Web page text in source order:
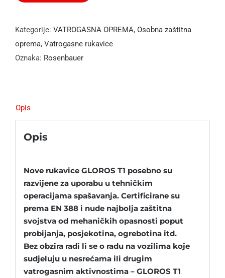
Kategorije: VATROGASNA OPREMA, Osobna zaštitna
oprema, Vatrogasne rukavice
Oznaka: Rosenbauer
Opis
Opis
Nove rukavice GLOROS T1 posebno su
razvijene za uporabu u tehničkim
operacijama spašavanja. Certificirane su
prema EN 388i nude najbolja zaštitna
svojstva od mehaničkih opasnosti poput
probijanja, posjekotina, ogrebotina itd.
Bez obzira radi li se o radu na vozilima koje
sudjeluju u nesrećama ili drugim
vatrogasnim aktivnostima – GLOROS T1